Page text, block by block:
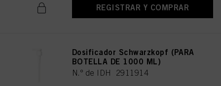
REGISTRAR Y COMPRAR
Dosificador Schwarzkopf (PARA
BOTELLA DE 1000 ML)
N.º de IDH 2911914